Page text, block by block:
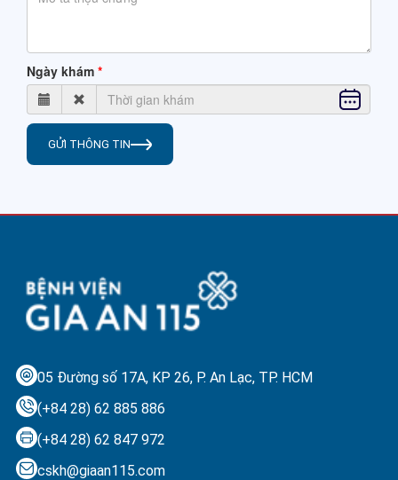
Ngày khám
GỬI THÔNG TIN
05 Đường số 17A, KP 26, P. An Lạc, TP. HCM
(+84 28) 62 885 886
(+84 28) 62 847 972
cskh@giaan115.com